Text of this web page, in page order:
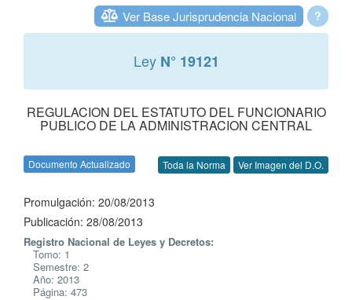
?
Ver Base Jurisprudencia Nacional
Ley N° 19121
REGULACION DEL ESTATUTO DEL FUNCIONARIO
PUBLICO DE LA ADMINISTRACION CENTRAL
Documento Actualizado Toda la Norma Ver Imagen del D.O.
Promulgación: 20/08/2013
Publicación: 28/08/2013
Registro Nacional de Leyes y Decretos:
Tomo: 1
Semestre: 2
Año: 2013
Página: 473